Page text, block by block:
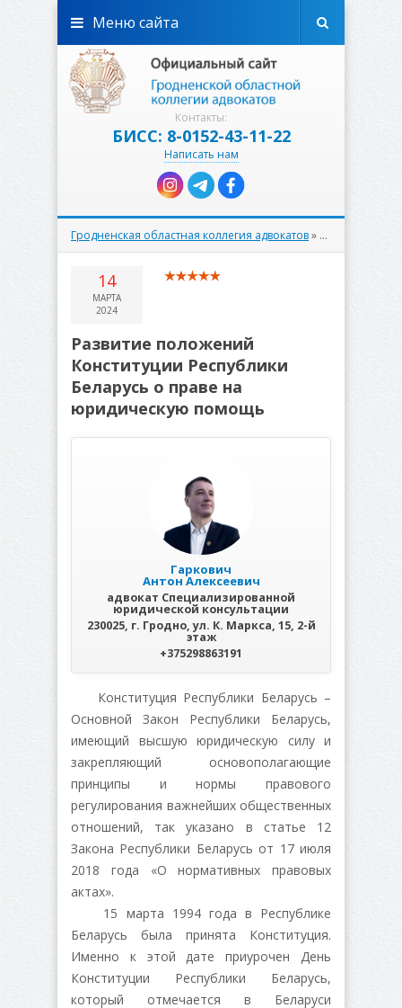
Контакты:
БИСС: 8-0152-43-11-22
Написать нам
Меню сайта
Гродненская областная коллегия адвокатов» 30-летию
14
МАРТА
2024
Развитие положений
Конституции Республики
Беларусь о праве на
юридическую помощь
Гаркович
Антон Алексеевич
адвокат Специализированной
юридической консультации
230025, г. Гродно, ул. К. Маркса, 15, 2-й
этаж
+375298863191
Конституция Республики Беларусь –
Основной Закон Республики Беларусь,
имеющий высшую юридическую силу и
закрепляющий основополагающие
принципы и нормы правового
регулирования важнейших общественных
отношений, так указано в статье 12
Закона Республики Беларусь от 17 июля
2018 года «О нормативных правовых
актах».
15 марта 1994 года в Республике
Беларусь была принята Конституция.
Именно к этой дате приурочен День
Конституции Республики Беларусь,
который отмечается в Беларуси